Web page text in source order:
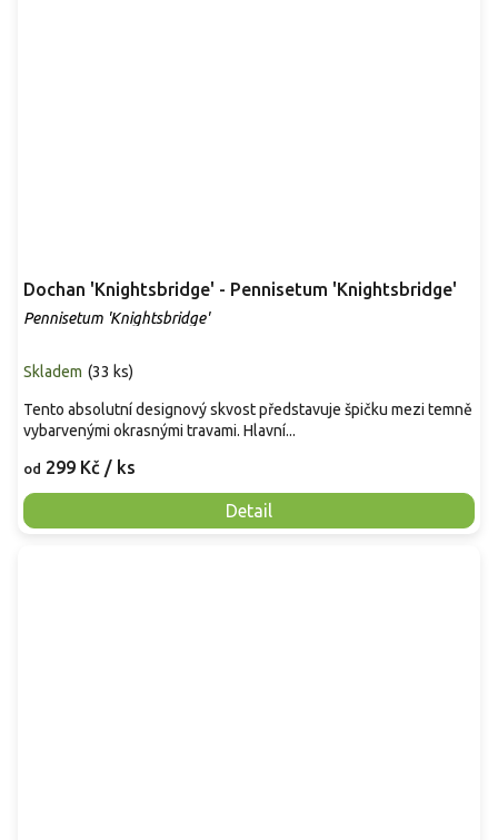
Dochan 'Knightsbridge' - Pennisetum 'Knightsbridge'
Pennisetum 'Knightsbridge'
Skladem (33 ks)
od 299 Kč / ks
Detail
Tento absolutní designový skvost představuje špičku mezi temně
vybarvenými okrasnými travami. Hlavní...